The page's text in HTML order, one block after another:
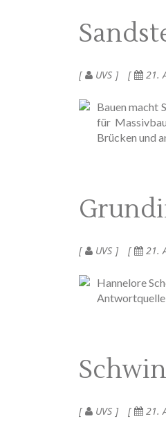
UVS 21.
Bauen macht
für
Brücken und
UVS 21.
Hannelore
Antwortquelle
UVS 21.